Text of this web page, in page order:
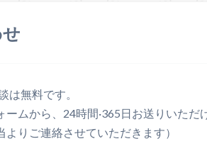
は無料です。
ームから、24時間·365日お送りいただ
よりご連絡させていただきます）